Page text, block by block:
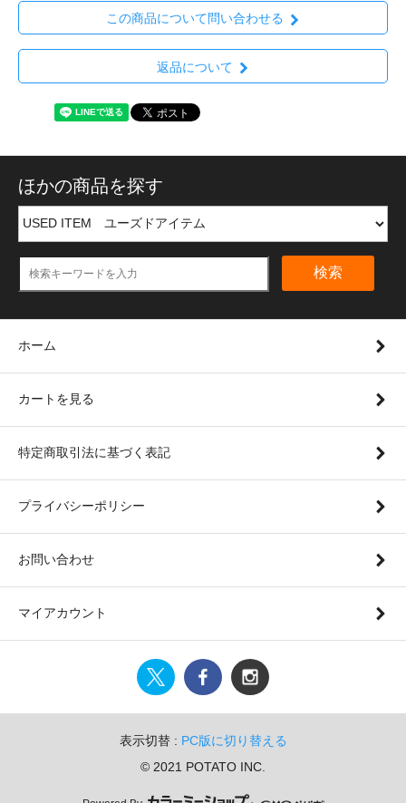
この商品について問い合わせる
返品について
ほかの商品を探す
検索
ホーム
カートを見る
特定商取引法に基づく表記
プライバシーポリシー
お問い合わせ
マイアカウント
表示切替 : PC版に切り替える
© 2021 POTATO INC.